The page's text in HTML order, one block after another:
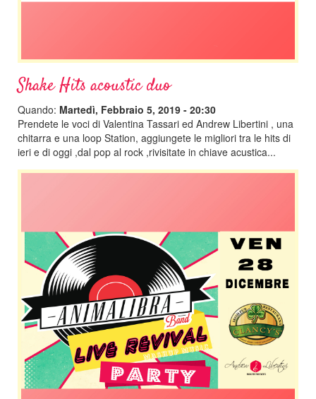
Shake Hits acoustic duo
Quando: Martedì, Febbraio 5, 2019 - 20:30
Prendete le voci di Valentina Tassari ed Andrew Libertini , una
chitarra e una loop Station, aggiungete le migliori tra le hits di
ieri e di oggi ,dal pop al rock ,rivisitate in chiave acustica...